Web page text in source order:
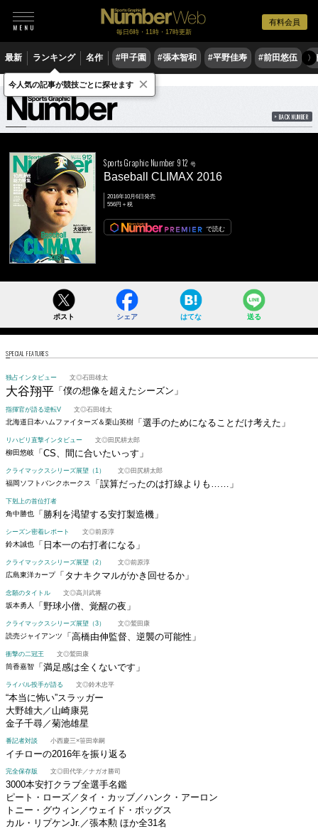
有料会員
毎日6時・11時・17時更新
最新 ランキング 名作 #甲子園 #張本智和 #平野佳寿 #前田悠伍 #
〉
雑誌 Number 912号
BACK NUMBER
Sports Graphic Number 912 号
Baseball CLIMAX 2016
2016年10月6日発売
556円＋税
で読む
ポスト シェア はてな 送る
SPECIAL FEATURES
独占インタビュー 文◎石田雄太
大谷翔平 「僕の想像を超えたシーズン」
指揮官が語る逆転V 文◎石田雄太
北海道日本ハムファイターズ＆栗山英樹 「選手のためになることだけ考えた」
リハビリ直撃インタビュー 文◎田尻耕太郎
柳田悠岐 「CS、間に合いたいっす」
クライマックスシリーズ展望（1） 文◎田尻耕太郎
福岡ソフトバンクホークス 「誤算だったのは打線よりも……」
下剋上の首位打者
角中勝也 「勝利を渇望する安打製造機」
シーズン密着レポート 文◎前原淳
鈴木誠也 「日本一の右打者になる」
クライマックスシリーズ展望（2） 文◎前原淳
広島東洋カープ「タナキクマルがかき回せるか」
念願のタイトル 文◎高川武将
坂本勇人 「野球小僧、覚醒の夜」
クライマックスシリーズ展望（3） 文◎鷲田康
読売ジャイアンツ 「高橋由伸監督、逆襲の可能性」
衝撃の二冠王 文◎鷲田康
筒香嘉智 「満足感は全くないです」
ライバル投手が語る 文◎鈴木忠平
“本当に怖い”スラッガー
大野雄大／山崎康晃
金子千尋／菊池雄星
番記者対談 小西慶三×笹田幸嗣
イチローの2016年を振り返る
完全保存版 文◎田代学／ナガオ勝司
3000本安打クラブ全選手名鑑
ピート・ローズ／タイ・カッブ／ハンク・アーロン
トニー・グウィン／ウェイド・ボッグス
カル・リプケンJr.／張本勲 ほか全31名
今人気の記事が競技ごとに探せます ×